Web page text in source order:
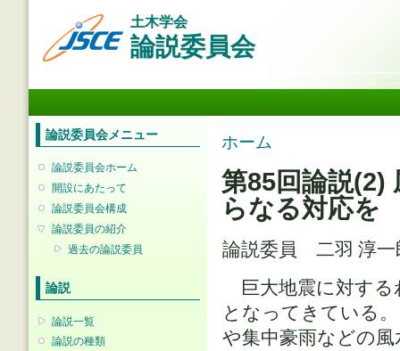
土木学会
論説委員会
論説委員会メニュー
論説委員会ホーム
開設にあたって
論説委員会構成
論説委員の紹介
過去の論説委員
論説
論説一覧
論説の種類
現在地
ホーム
第85回論説(2)
らなる対応を
論説委員 二羽 淳
巨大地震に対する
となってきている
や集中豪雨などの